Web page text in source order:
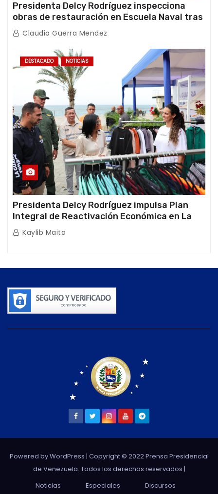
Presidenta Delcy Rodríguez inspecciona
obras de restauración en Escuela Naval tras
afectaciones sísmicas en La Guaira
Claudia Guerra Mendez
DESTACADO NOTICIAS
Presidenta Delcy Rodríguez impulsa Plan
Integral de Reactivación Económica en La
Guaira
Kaylib Maita
Powered by WordPress | Copyright © 2022 Prensa Presidencial
de Venezuela. Todos los derechos reservados |
Noticias
Especiales Discursos